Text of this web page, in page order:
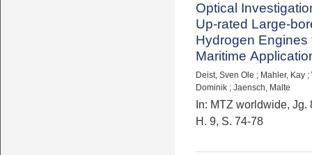
Optical
Up-rated Large-
Hydrogen Engines
Maritime
Deist, Sven Ole ; Mahler, Kay ;
Dominik ; Jaensch, Malte
In: MTZ worldwide, Jg.
H. 9, S. 74-78